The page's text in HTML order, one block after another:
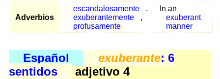
Adverbios
escandalosamente
,
exuberantemente
,
profusamente
In an
exuberant
manner
Español exuberante: 6
sentidos
adjetivo 4